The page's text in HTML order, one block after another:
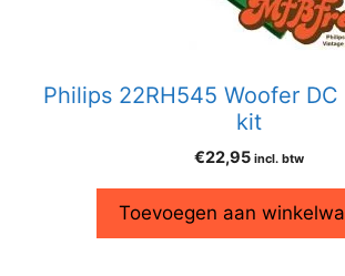
Philips 22RH545 Woofer
kit
€22,95 incl. btw
Toevoegen aan